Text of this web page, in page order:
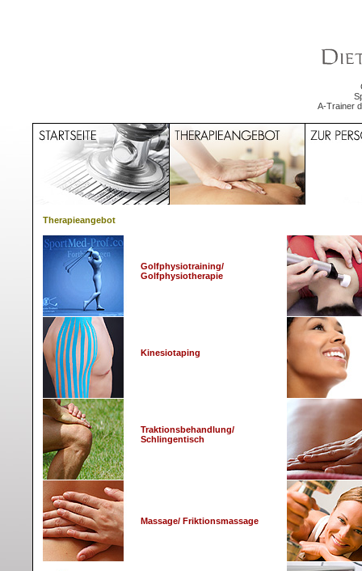
A-Trainer
Therapieangebot
Golfphysiotraining/
Golfphysiotherapie
Kinesiotaping
Traktionsbehandlung/
Schlingentisch
Massage/ Friktionsmassage